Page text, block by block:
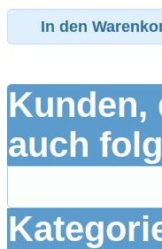
In den
Kunden,
auch